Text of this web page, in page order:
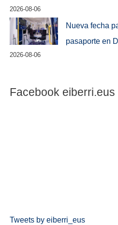
2026-08-06
Nueva fecha
pasaporte en
2026-08-06
Facebook eiberri.eus
Tweets by eiberri_eus